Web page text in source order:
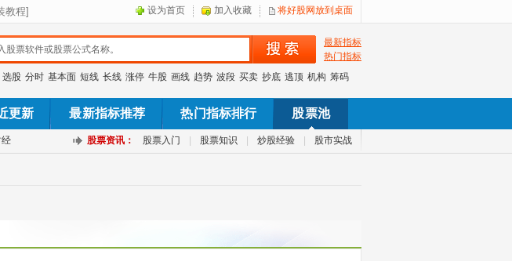
设为首页 加入收藏 将好股网放到桌面
最新指标
热门指标
选股 分时 基本面 短线 长线 涨停 牛股 画线 趋势 波段 买卖 抄底 逃顶 机构 筹码
更新 最新指标推荐 热门指标排行 股票池
股票资讯： 股票入门 股票知识 炒股经验 股市实战